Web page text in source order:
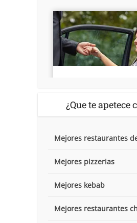
¿Que te apetece
Mejores restaurantes
Mejores pizzerias
Mejores kebab
Mejores restaurantes